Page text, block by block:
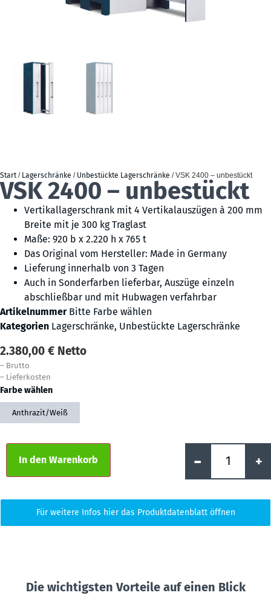
Start/ Lagerschränke / Unbestückte Lagerschränke / VSK 2400 – unbestückt
VSK 2400 – unbestückt
Vertikallagerschrank mit 4 Vertikalauszügen à 200 mm
Breite mit je 300 kg Traglast
Maße: 920 b x 2.220 h x 765 t
Das Original vom Hersteller: Made in Germany
Lieferung innerhalb von 3 Tagen
Auch in Sonderfarben lieferbar, Auszüge einzeln
abschließbar und mit Hubwagen verfahrbar
Artikelnummer Bitte Farbe wählen
Kategorien Lagerschränke, Unbestückte Lagerschränke
2.380,00 € Netto
– Brutto
– Lieferkosten
Farbe wählen
Anthrazit/Weiß
- +
In den Warenkorb
Für weitere Infos hier das Produktdatenblatt öffnen
Die wichtigsten Vorteile auf einen Blick